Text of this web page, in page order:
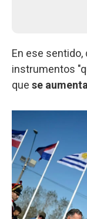
En ese
instrumentos
que se